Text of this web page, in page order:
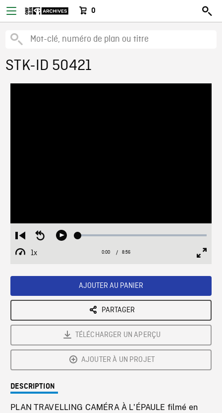
0
STK-ID 50421
Restart
from
beginning
Seek
Play Loaded:
1x
Playback
Current
0:00 / Duration
8:56
AJOUTER AU PANIER
PARTAGER
TÉLÉCHARGER UN APERÇU
AJOUTER À UN PROJET
DESCRIPTION
PLAN TRAVELLING CAMÉRA À L'ÉPAULE filmé en